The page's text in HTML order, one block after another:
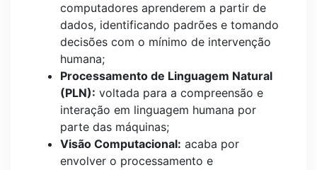
computadores aprenderem a partir de
dados, identificando padrões e tomando
decisões com o mínimo de intervenção
humana;
Processamento de Linguagem Natural
(PLN): voltada para a compreensão e
interação em linguagem humana por
parte das máquinas;
Visão Computacional: acaba por
envolver o processamento e